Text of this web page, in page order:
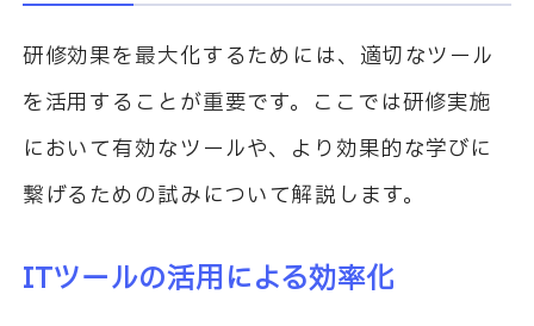
研修効果を最大化するためには、適切なツール
を活用することが重要です。ここでは研修実施
において有効なツールや、より効果的な学びに
繋げるための試みについて解説します。
ITツールの活用による効率化